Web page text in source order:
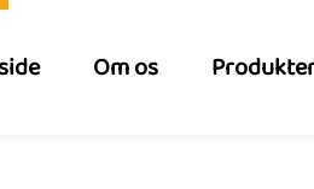
Om os